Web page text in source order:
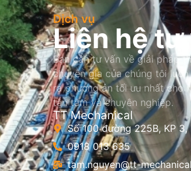
Dịch vụ
Liên hệ tư
Bạn cần tư vấn về giải pháp
chuyên gia của chúng tôi luôn
ra phương án tối ưu nhất cho
tận tâm và chuyên nghiệp.
TT Mechanical
Số 100 đường 225B, KP 3,
0918 013 635
tam.nguyen@tt-